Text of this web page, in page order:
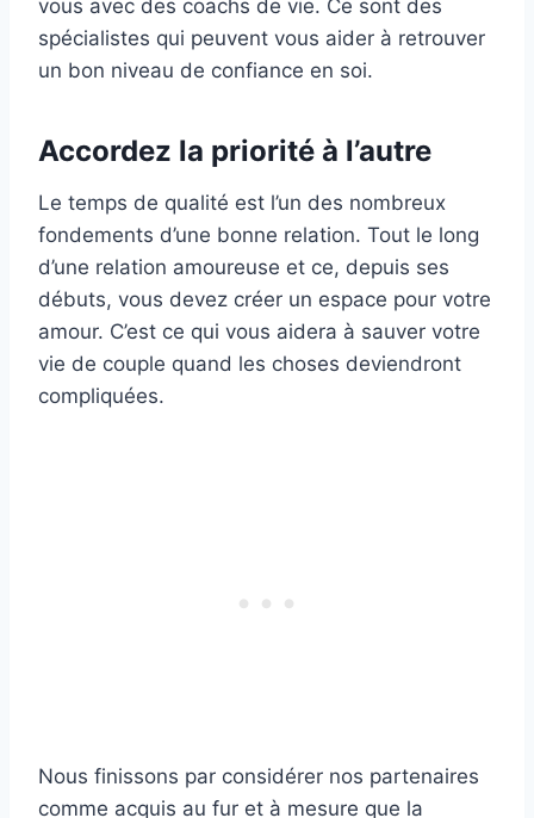
vous avec des coachs de vie. Ce sont des
spécialistes qui peuvent vous aider à retrouver
un bon niveau de confiance en soi.
Accordez la priorité à l’autre
Le temps de qualité est l’un des nombreux
fondements d’une bonne relation. Tout le long
d’une relation amoureuse et ce, depuis ses
débuts, vous devez créer un espace pour votre
amour. C’est ce qui vous aidera à sauver votre
vie de couple quand les choses deviendront
compliquées.
Nous finissons par considérer nos partenaires
comme acquis au fur et à mesure que la